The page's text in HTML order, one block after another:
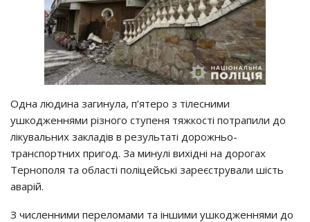
Одна людина загинула, п’ятеро з тілесними
ушкодженнями різного ступеня тяжкості потрапили до
лікувальних закладів в результаті дорожньо-
транспортних пригод. За минулі вихідні на дорогах
Тернополя та області поліцейські зареєстрували шість
аварій.
З численними переломами та іншими ушкодженнями до